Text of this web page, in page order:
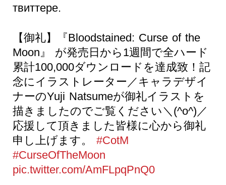
твиттере.
【御礼】『Bloodstained: Curse of the
Moon』 が発売日から1週間で全ハード
累計100,000ダウンロードを達成致！記
念にイラストレーター／キャラデザイ
ナーのYuji Natsumeが御礼イラストを
描きましたのでご覧ください＼(^o^)／
応援して頂きました皆様に心から御礼
申し上げます。 #CotM
#CurseOfTheMoon
pic.twitter.com/AmFLpqPnQ0